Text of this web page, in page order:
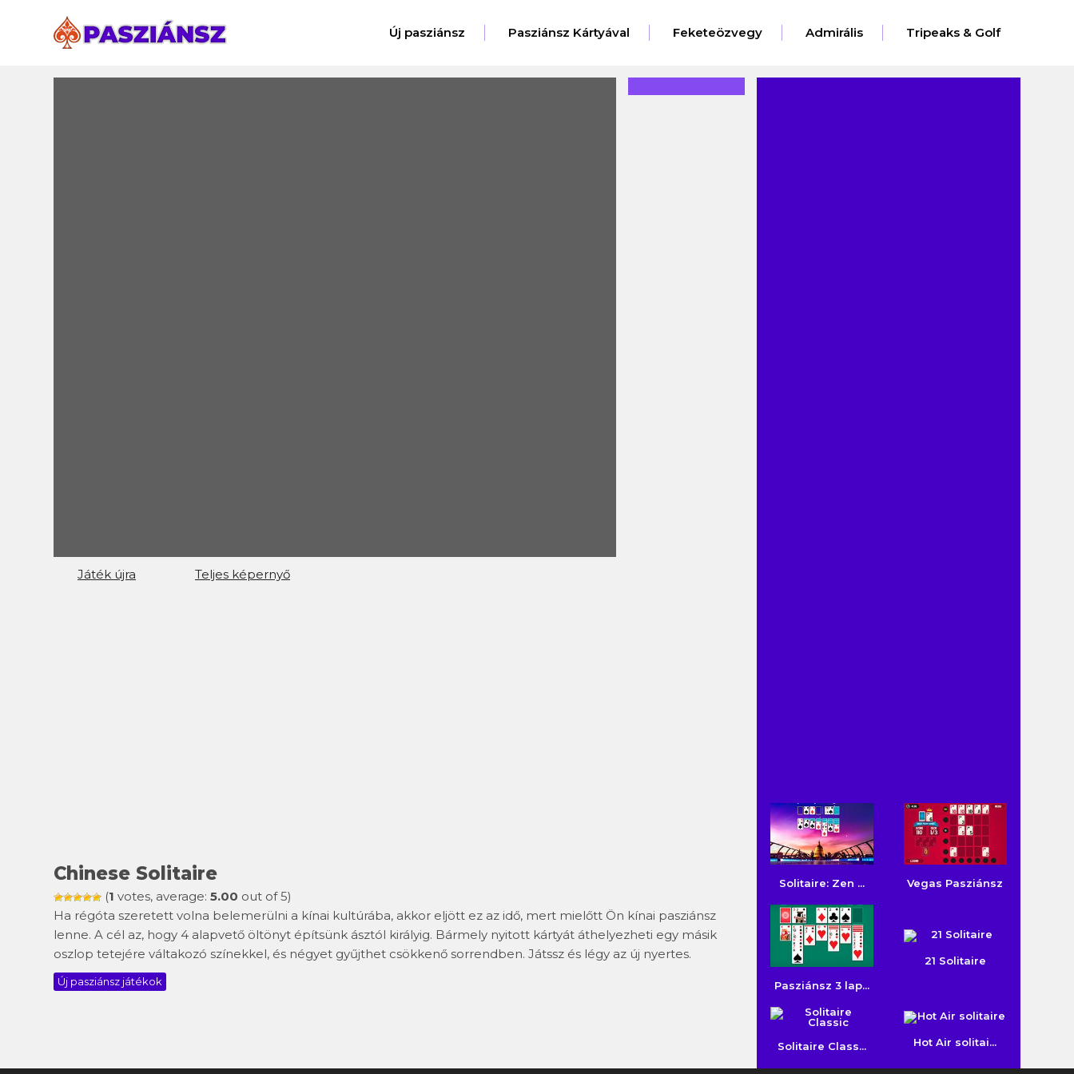
Új pasziánsz Pasziánsz Kártyával Feketeözvegy Admirális Tripeaks & Golf
Játék újra Teljes képernyő
Chinese Solitaire
(1 votes, average: 5.00 out of 5)
Ha régóta szeretett volna belemerülni a kínai kultúrába, akkor eljött ez az idő, mert mielőtt Ön kínai pasziánsz
lenne. A cél az, hogy 4 alapvető öltönyt építsünk ásztól királyig. Bármely nyitott kártyát áthelyezheti egy másik
oszlop tetejére váltakozó színekkel, és négyet gyűjthet csökkenő sorrendben. Játssz és légy az új nyertes.
Új pasziánsz játékok
Solitaire: Zen ... Vegas Pasziánsz
Pasziánsz 3 lap...
21 Solitaire
Solitaire Class... Hot Air solitai...